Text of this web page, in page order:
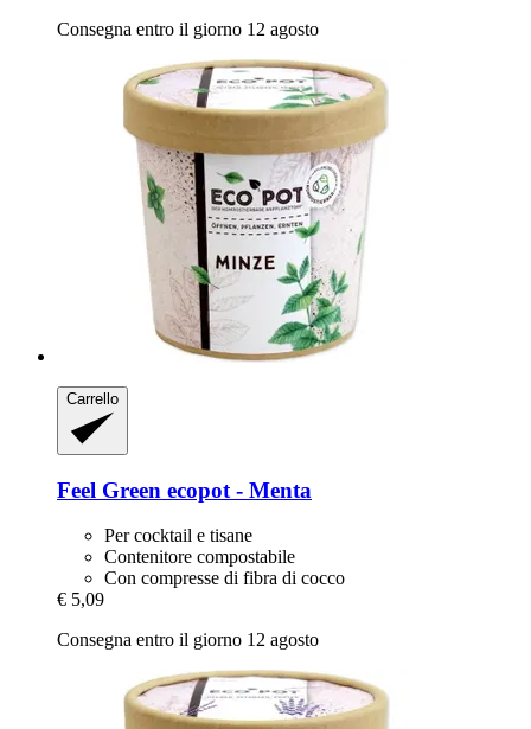
Consegna entro il giorno 12 agosto
Carrello
Feel Green ecopot -​ Menta
Per cocktail e tisane
Contenitore compostabile
Con compresse di fibra di cocco
€ 5,09
Consegna entro il giorno 12 agosto